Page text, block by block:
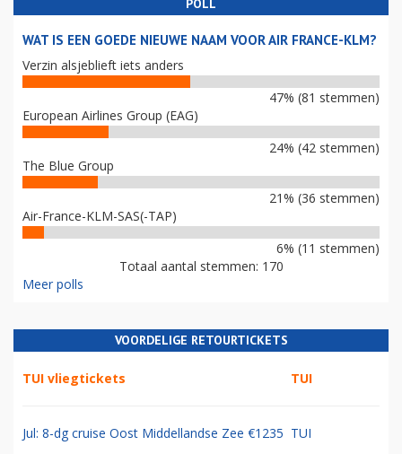
POLL
WAT IS EEN GOEDE NIEUWE NAAM VOOR AIR FRANCE-KLM?
Verzin alsjeblieft iets anders
47% (81 stemmen)
European Airlines Group (EAG)
24% (42 stemmen)
The Blue Group
21% (36 stemmen)
Air-France-KLM-SAS(-TAP)
6% (11 stemmen)
Totaal aantal stemmen: 170
Meer polls
VOORDELIGE RETOURTICKETS
TUI vliegtickets TUI
Jul: 8-dg cruise Oost Middellandse Zee €1235 TUI